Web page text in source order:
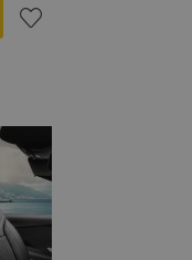
aan
verlanglijst